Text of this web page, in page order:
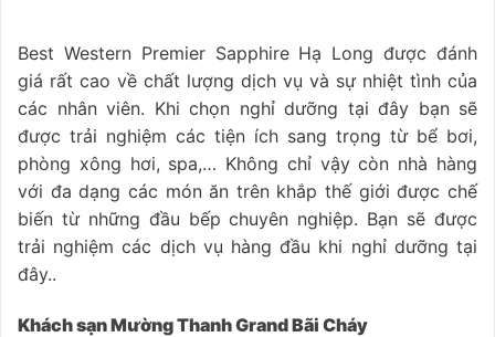
Best Western Premier Sapphire Hạ Long được đánh
giá rất cao về chất lượng dịch vụ và sự nhiệt tình của
các nhân viên. Khi chọn nghỉ dưỡng tại đây bạn sẽ
được trải nghiệm các tiện ích sang trọng từ bể bơi,
phòng xông hơi, spa,… Không chỉ vậy còn nhà hàng
với đa dạng các món ăn trên khắp thế giới được chế
biến từ những đầu bếp chuyên nghiệp. Bạn sẽ được
trải nghiệm các dịch vụ hàng đầu khi nghỉ dưỡng tại
đây..
Khách sạn Mường Thanh Grand Bãi Cháy